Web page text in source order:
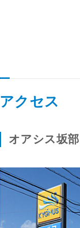
アクセス
オアシス坂部